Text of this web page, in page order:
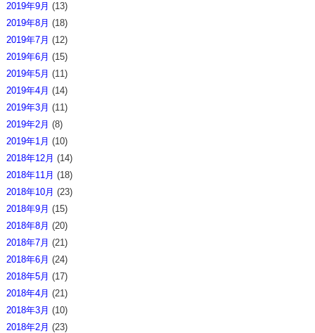
2019年9月 (13)
2019年8月 (18)
2019年7月 (12)
2019年6月 (15)
2019年5月 (11)
2019年4月 (14)
2019年3月 (11)
2019年2月 (8)
2019年1月 (10)
2018年12月 (14)
2018年11月 (18)
2018年10月 (23)
2018年9月 (15)
2018年8月 (20)
2018年7月 (21)
2018年6月 (24)
2018年5月 (17)
2018年4月 (21)
2018年3月 (10)
2018年2月 (23)